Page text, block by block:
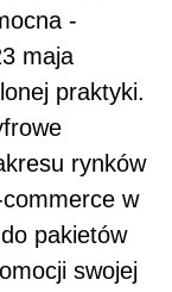
-
maja
praktyki.
rynków
w
pakietów
swojej